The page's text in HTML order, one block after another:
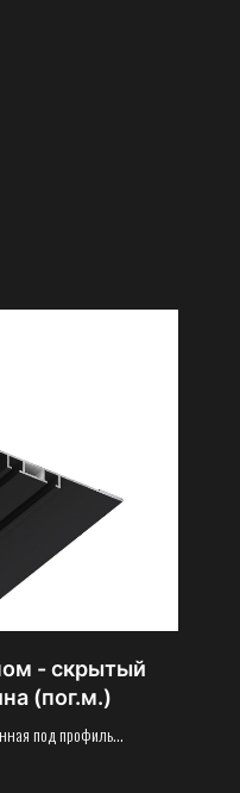
- скрытый
(пог.м.)
под профиль
ровнее.